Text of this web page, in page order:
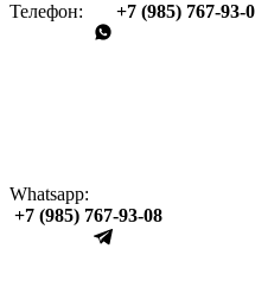
Телефон: +7 (985)
Whatsapp:
+7 (985) 767‑93‑08